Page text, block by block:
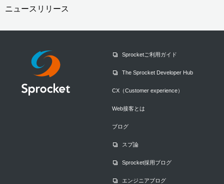
ニュースリリース
Sprocketご利用ガイド
The Sprocket Developer Hub
CX（Customer experience）
Web接客とは
ブログ
スプ論
Sprocket採用ブログ
エンジニアブログ